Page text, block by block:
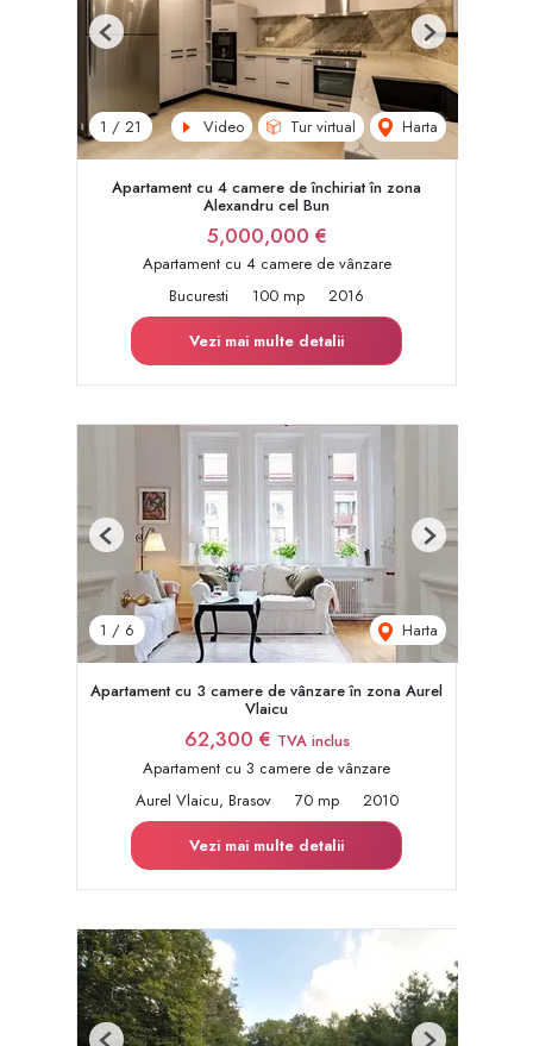
1 / 21 Video Tur virtual Harta
Previous Next
Apartament cu 4 camere de închiriat în zona
Alexandru cel Bun
5,000,000 €
Apartament cu 4 camere de vânzare
Bucuresti
100 mp
2016
Vezi mai multe detalii
1 / 6 Harta
Previous Next
Apartament cu 3 camere de vânzare în zona Aurel
Vlaicu
62,300 € TVA inclus
Apartament cu 3 camere de vânzare
Aurel Vlaicu, Brasov
70 mp
2010
Vezi mai multe detalii